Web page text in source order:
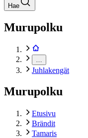
Hae
Murupolku
Juhlakengät
Murupolku
Etusivu
Brändit
Tamaris